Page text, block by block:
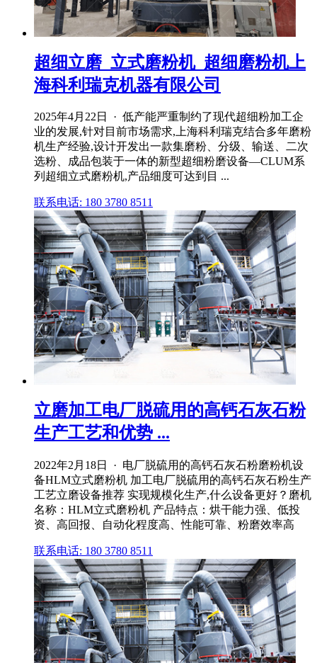
超细立磨_立式磨粉机_超细磨粉机上
海科利瑞克机器有限公司
2025年4月22日 · 低产能严重制约了现代超细粉加工企
业的发展,针对目前市场需求,上海科利瑞克结合多年磨粉
机生产经验,设计开发出一款集磨粉、分级、输送、二次
选粉、成品包装于一体的新型超细粉磨设备—CLUM系
列超细立式磨粉机,产品细度可达到目 ...
联系电话: 180 3780 8511
立磨加工电厂脱硫用的高钙石灰石粉
生产工艺和优势 ...
2022年2月18日 · 电厂脱硫用的高钙石灰石粉磨粉机设
备HLM立式磨粉机 加工电厂脱硫用的高钙石灰石粉生产
工艺立磨设备推荐 实现规模化生产,什么设备更好？磨机
名称：HLM立式磨粉机 产品特点：烘干能力强、低投
资、高回报、自动化程度高、性能可靠、粉磨效率高
联系电话: 180 3780 8511